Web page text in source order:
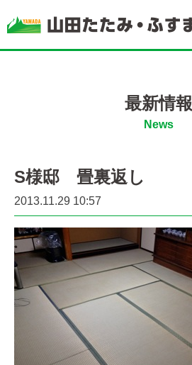
最新情報
News
S様邸 畳裏返し
2013.11.29 10:57